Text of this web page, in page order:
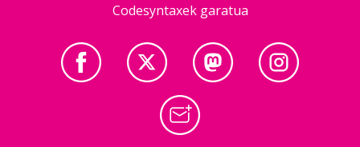
Codesyntaxek garatua